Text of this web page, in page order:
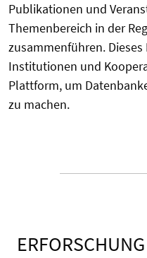
Publikationen und
Themenbereich in der
zusammenführen.
Institutionen und
Plattform, um
zu machen.